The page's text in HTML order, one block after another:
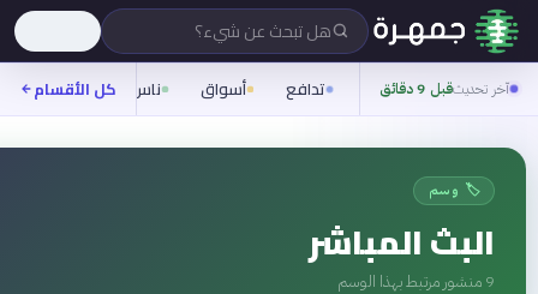
هل تبحث عن شيء؟
قبل 9 دقائق أسواق ناس روح شيفرة كل الأقسام
🏷️ وسم
المباشر
منشور مرتبط بهذا الوسم